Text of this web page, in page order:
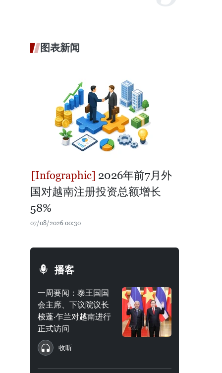
图表新闻
2026年前7月外
国对越南注册投资总额增长
58%
07/08/2026 00:30
播客
一周要闻：泰王国国
会主席、下议院议长
梭蓬·乍兰对越南进行
正式访问
收听